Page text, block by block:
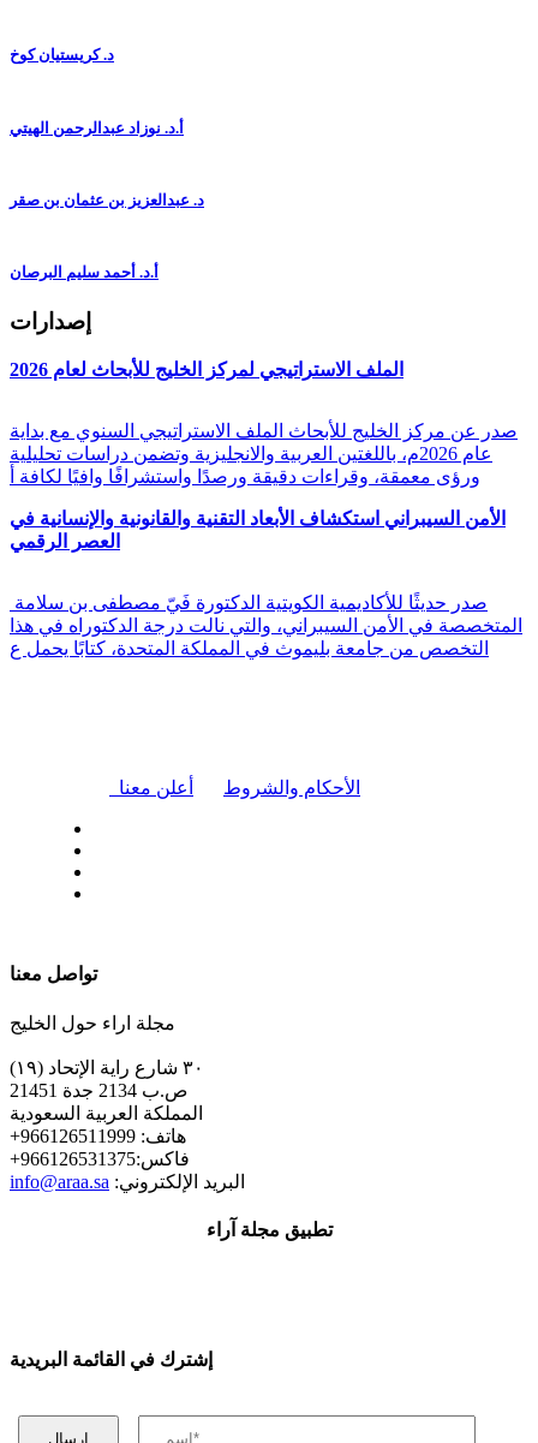
د. كريستيان كوخ
أ.د. نوزاد عبدالرحمن الهيتي
د. عبدالعزيز بن عثمان بن صقر
أ.د. أحمد سليم البرصان
إصدارات
الملف الاستراتيجي لمركز الخليج للأبحاث لعام 2026
صدر عن مركز الخليج للأبحاث الملف الاستراتيجي السنوي مع بداية
عام 2026م، باللغتين العربية والانجليزية وتضمن دراسات تحليلية
ورؤى معمقة، وقراءات دقيقة ورصدًا واستشرافًا وافيًا لكافة أ
الأمن السيبراني استكشاف الأبعاد التقنية والقانونية والإنسانية في
العصر الرقمي
المتخصصة في الأمن السيبراني، والتي نالت درجة الدكتوراه في هذا
التخصص من جامعة بليموث في المملكة المتحدة، كتابًا يحمل ع
أعلن معنا الأحكام والشروط
تواصل معنا
مجلة اراء حول الخليج
٣٠ شارع راية الإتحاد (١٩)
ص.ب 2134 جدة 21451
المملكة العربية السعودية
+هاتف: 966126511999
+فاكس:966126531375
info@araa.sa :البريد الإلكتروني
تطبيق مجلة آراء
إشترك في القائمة البريدية